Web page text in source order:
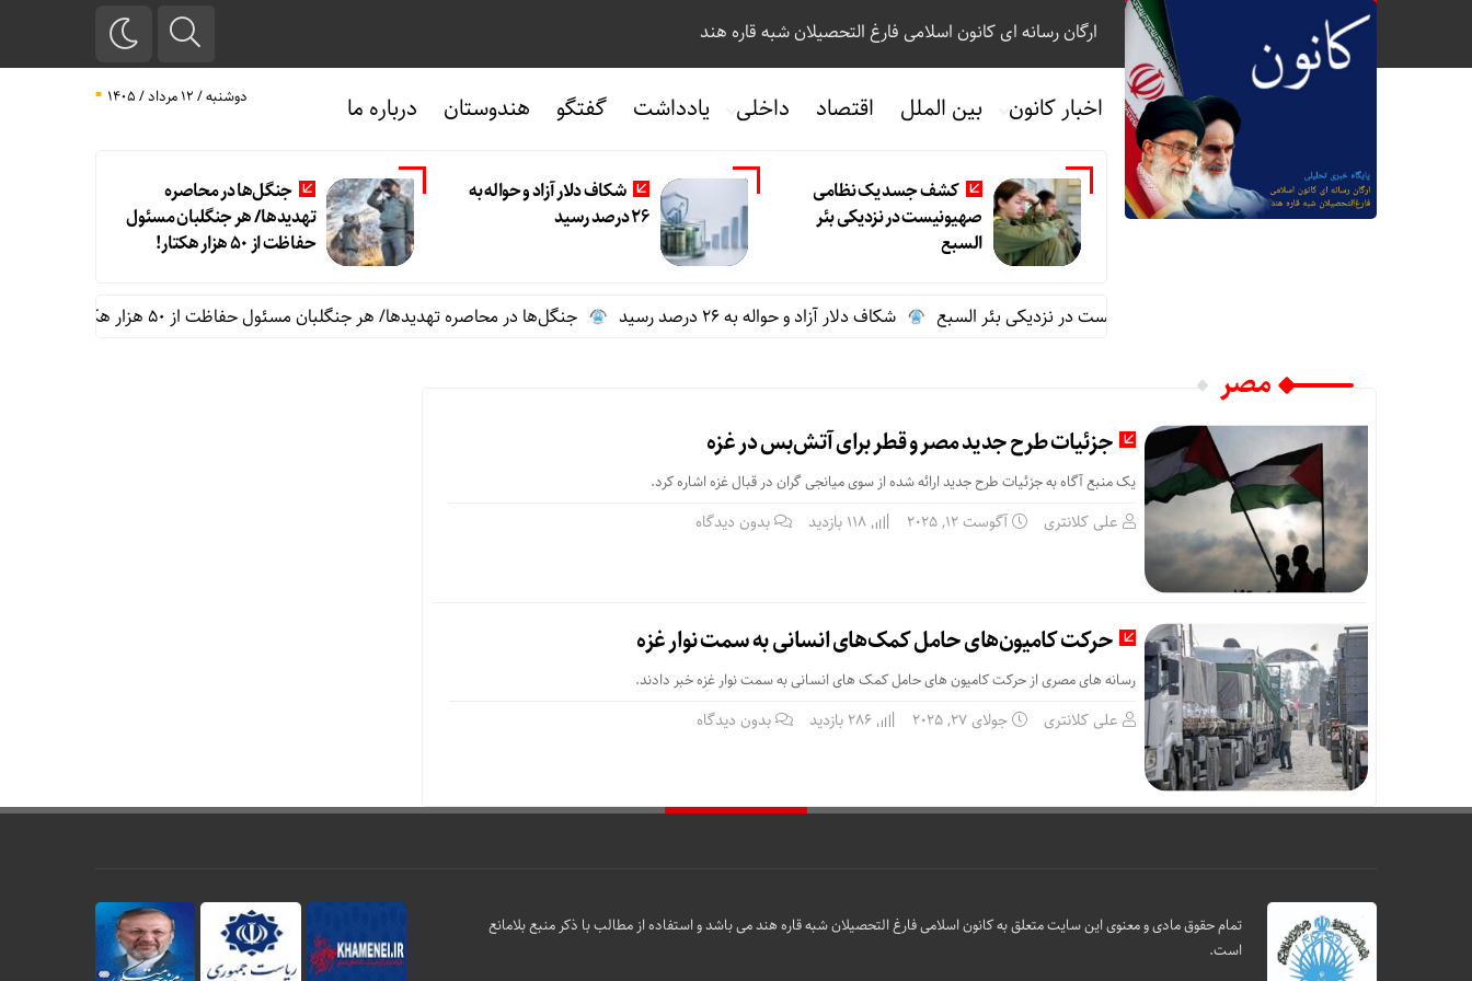
ارگان رسانه ای کانون اسلامی فارغ التحصیلان شبه قاره هند
اخبار کانون بین الملل اقتصاد داخلی یادداشت گفتگو هندوستان درباره ما دوشنبه / ۱۲ مرداد / ۱۴۰۵
کشف جسد یک نظامی
صهیونیست در نزدیکی بئر
السبع
شکاف دلار آزاد و حواله به
26 درصد رسید
جنگل‌ها در محاصره
تهدیدها/ هر جنگلبان مسئول
حفاظت از 50 هزار هکتار!
کشف جسد یک نظامی صهیونیست در نزدیکی بئر السبع شکاف دلار آزاد و حواله به 26 درصد رسید جنگل‌ها در محاصره تهدیدها/ هر جنگلبان مسئول حفاظت از 50 هزار هکتار!
مصر
جزئیات طرح جدید مصر و قطر برای آتش‌بس در غزه
یک منبع آگاه به جزئیات طرح جدید ارائه شده از سوی میانجی گران در قبال غزه اشاره کرد.
علی کلانتری آگوست 12, 2025 بدون دیدگاه
حرکت کامیون‌های حامل کمک‌های انسانی به سمت نوار غزه
رسانه های مصری از حرکت کامیون های حامل کمک های انسانی به سمت نوار غزه خبر دادند.
علی کلانتری جولای 27, 2025 بدون دیدگاه
تمام حقوق مادی و معنوی این سایت متعلق به کانون اسلامی فارغ التحصیلان شبه قاره هند می باشد و استفاده از مطالب با ذکر منبع بلامانع
است.